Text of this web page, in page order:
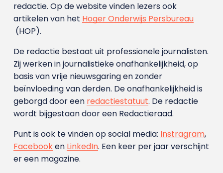
redactie. Op de website vinden lezers ook
artikelen van het Hoger Onderwijs Persbureau
(HOP).
De redactie bestaat uit professionele journalisten.
Zij werken in journalistieke onafhankelijkheid, op
basis van vrije nieuwsgaring en zonder
beïnvloeding van derden. De onafhankelijkheid is
geborgd door een redactiestatuut. De redactie
wordt bijgestaan door een Redactieraad.
Punt is ook te vinden op social media: Instragram,
Facebooken LinkedIn. Een keer per jaar verschijnt
er een magazine.